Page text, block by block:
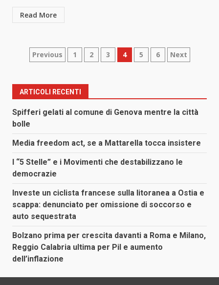
Read More
Paginazione
articoli
Previous 1 2 3 4 5 6 Next
ARTICOLI RECENTI
Spifferi gelati al comune di Genova mentre la città
bolle
Media freedom act, se a Mattarella tocca insistere
I “5 Stelle” e i Movimenti che destabilizzano le
democrazie
Investe un ciclista francese sulla litoranea a Ostia e
scappa: denunciato per omissione di soccorso e
auto sequestrata
Bolzano prima per crescita davanti a Roma e Milano,
Reggio Calabria ultima per Pil e aumento
dell’inflazione